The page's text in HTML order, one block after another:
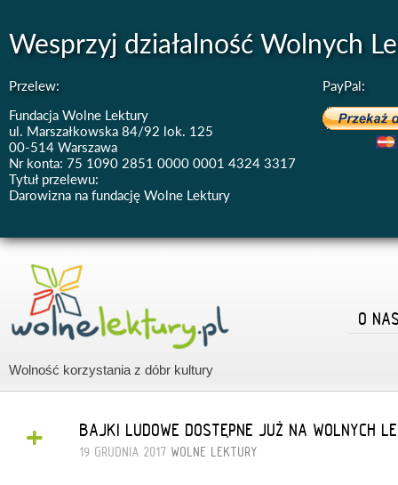
Wesprzyj działalność Wolnych
Przelew:
Fundacja Wolne Lektury
ul. Marszałkowska 84/92 lok. 125
00-514 Warszawa
Nr konta: 75 1090 2851 0000 0001 4324 3317
Tytuł przelewu:
Darowizna na fundację Wolne Lektury
PayPal:
Wolność korzystania z dóbr kultury
O
+ BAJKI LUDOWE DOSTĘPNE JUŻ NA WOLNYCH
19 GRUDNIA 2017 WOLNE LEKTURY